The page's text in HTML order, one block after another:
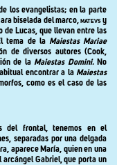
los evangelistas; en la parte
biselada del marco,matevsy
de Lucas, que llevan entre las
tema de la Maiestas Mariae
de diversos autores (Cook,
de la Maiestas Domini. No
encontrar a laMaiestas
como es el caso de las
del frontal, tenemos en el
separadas por una delgada
aparece María, quien en una
Gabriel, que porta un